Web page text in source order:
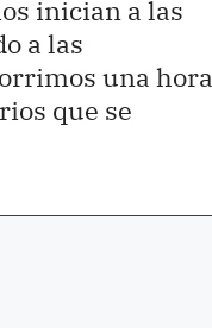
inician a las
a las
una hora
que se